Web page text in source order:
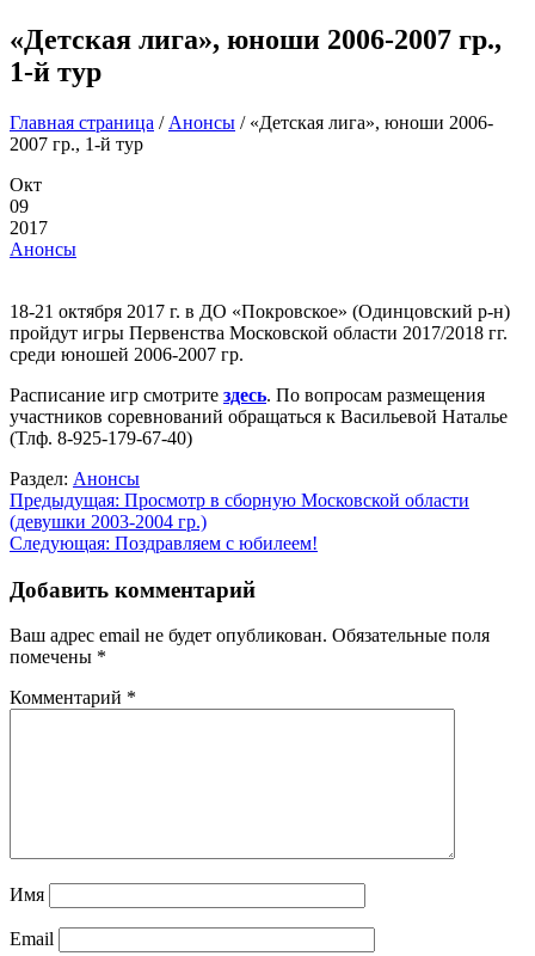
«Детская лига», юноши 2006-2007 гр.,
1-й тур
Главная страница / Анонсы / «Детская лига», юноши 2006-
2007 гр., 1-й тур
Окт
09
2017
Анонсы
18-21 октября 2017 г. в ДО «Покровское» (Одинцовский р-н)
пройдут игры Первенства Московской области 2017/2018 гг.
среди юношей 2006-2007 гр.
Расписание игр смотрите здесь. По вопросам размещения
участников соревнований обращаться к Васильевой Наталье
(Тлф. 8-925-179-67-40)
Раздел: Анонсы
Навигация
по
Предыдущая: Просмотр в сборную Московской области
(девушки 2003-2004 гр.)
Следующая: Поздравляем с юбилеем!
Добавить комментарий
Ваш адрес email не будет опубликован. Обязательные поля
помечены *
Комментарий *
Имя
Email